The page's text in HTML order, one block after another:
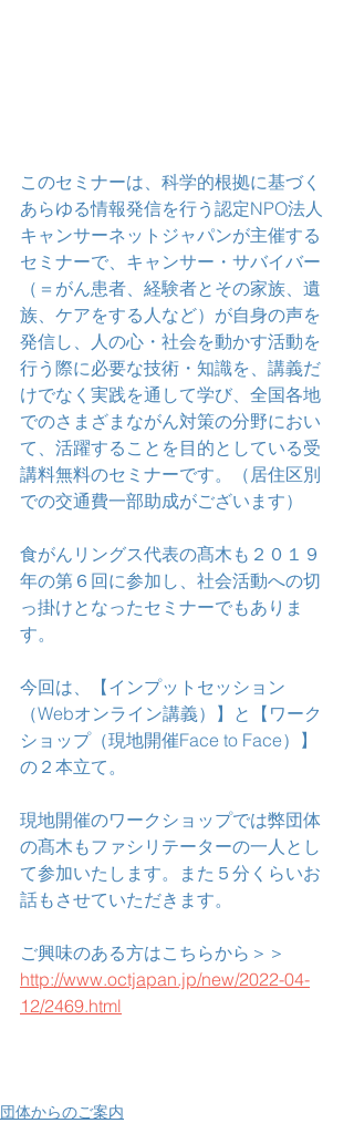
このセミナーは、科学的根拠に基づく
あらゆる情報発信を行う認定NPO法人
キャンサーネットジャパンが主催する
セミナーで、キャンサー・サバイバー
（＝がん患者、経験者とその家族、遺
族、ケアをする人など）が自身の声を
発信し、人の心・社会を動かす活動を
行う際に必要な技術・知識を、講義だ
けでなく実践を通して学び、全国各地
でのさまざまながん対策の分野におい
て、活躍することを目的としている受
講料無料のセミナーです。（居住区別
での交通費一部助成がございます）
食がんリングス代表の髙木も２０１９
年の第６回に参加し、社会活動への切
っ掛けとなったセミナーでもありま
す。
今回は、【インプットセッション
（Webオンライン講義）】と【ワーク
ショップ（現地開催Face to Face）】
の２本立て。
現地開催のワークショップでは弊団体
の髙木もファシリテーターの一人とし
て参加いたします。また５分くらいお
話もさせていただきます。
ご興味のある方はこちらから＞＞
http://www.octjapan.jp/new/2022-04-
12/2469.html
団体からのご案内